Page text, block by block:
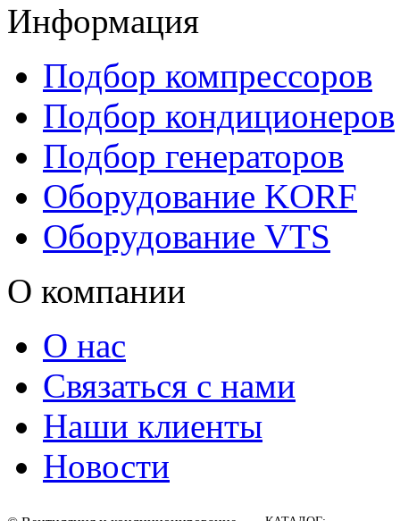
Информация
Подбор компрессоров
Подбор кондиционеров
Подбор генераторов
Оборудование KORF
Оборудование VTS
О компании
О нас
Связаться с нами
Наши клиенты
Новости